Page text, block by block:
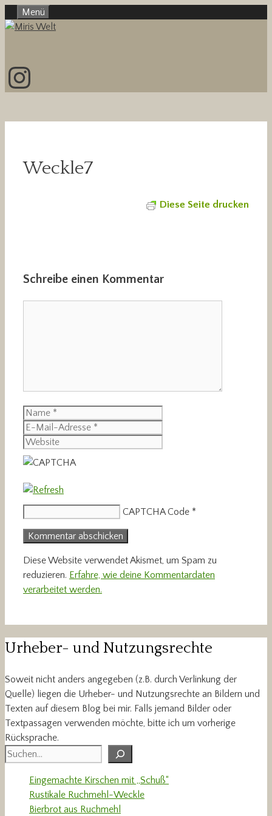
Inhalt
Menü
Instagram
Weckle7
Diese Seite drucken
Schreibe einen Kommentar
Name
CAPTCHA Code *
Diese Website verwendet Akismet, um Spam zu
reduzieren. Erfahre, wie deine Kommentardaten
verarbeitet werden.
Urheber- und Nutzungsrechte
Soweit nicht anders angegeben (z.B. durch Verlinkung der
Quelle) liegen die Urheber- und Nutzungsrechte an Bildern und
Texten auf diesem Blog bei mir. Falls jemand Bilder oder
Textpassagen verwenden möchte, bitte ich um vorherige
Rücksprache.
Suchen
Eingemachte Kirschen mit „Schuß“
Rustikale Ruchmehl-Weckle
Bierbrot aus Ruchmehl